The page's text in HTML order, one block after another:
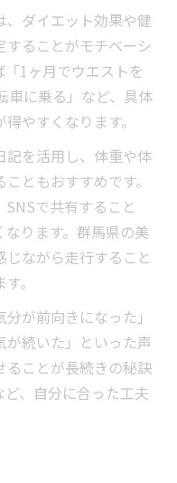
、ダイエット効果や健
することがモチベーシ
1ヶ月でウエストを
車に乗る」など、具体
やすくなります。
記を活用し、体重や体
ともおすすめです。
で共有すること
ります。群馬県の美
じながら走行すること
。
が前向きになった」
が続いた」といった声
ることが長続きの秘訣
、自分に合った工夫